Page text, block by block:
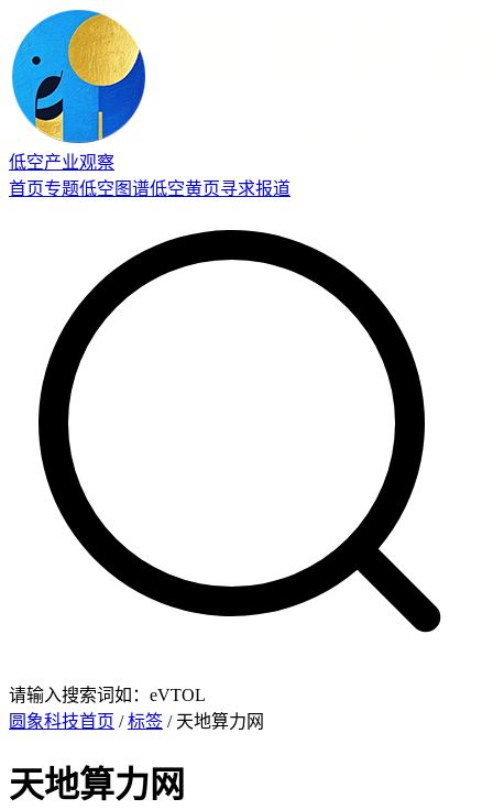
低空产业观察
首页专题低空图谱低空黄页寻求报道
请输入搜索词如：eVTOL
圆象科技首页 /标签 / 天地算力网
天地算力网